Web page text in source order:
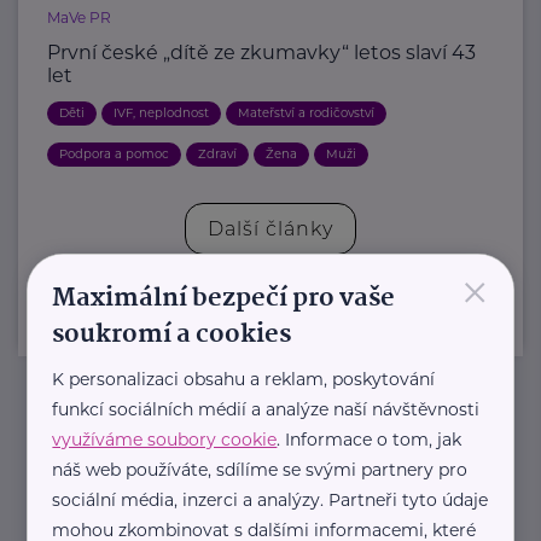
MaVe PR
První české „dítě ze zkumavky“ letos slaví 43
let
Děti IVF, neplodnost Mateřství a rodičovství
Podpora a pomoc Zdraví Žena Muži
Další články
Newsletter
Pravidelný přísun novinek, inspirace na každý den,
×
Maximální bezpečí pro vaše
soukromí a cookies
K personalizaci obsahu a reklam, poskytování
funkcí sociálních médií a analýze naší návštěvnosti
využíváme soubory cookie. Informace o tom, jak
náš web používáte, sdílíme se svými partnery pro
sociální média, inzerci a analýzy. Partneři tyto údaje
mohou zkombinovat s dalšími informacemi, které